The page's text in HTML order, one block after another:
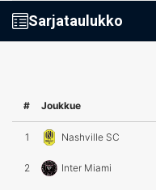
Sarjataulukko
# Joukkue
1 Nashville SC
2 Inter Miami